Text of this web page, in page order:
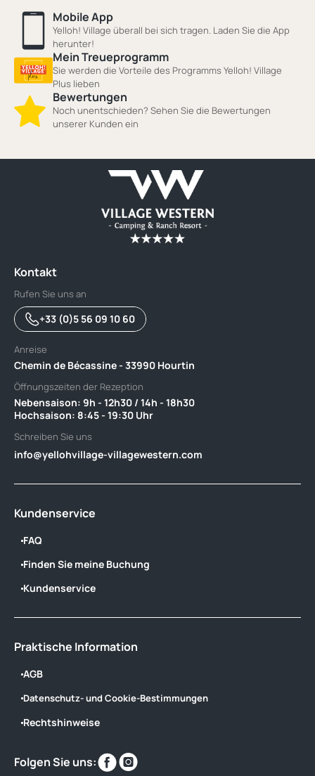
Mobile App
Yelloh! Village überall bei sich tragen. Laden Sie die App
herunter!
Mein Treueprogramm
Sie werden die Vorteile des Programms Yelloh! Village
Plus lieben
Bewertungen
Noch unentschieden? Sehen Sie die Bewertungen
unserer Kunden ein
Kontakt
Rufen Sie uns an
+33 (0)5 56 09 10 60
Anreise
Chemin de Bécassine - 33990 Hourtin
Öffnungszeiten der Rezeption
Nebensaison: 9h - 12h30 / 14h - 18h30 ‎ ‎ ‎ ‎ ‎ ‎ ‎ ‎ ‎ ‎ ‎ ‎ ‎ ‎ ‎ ‎ ‎ ‎ ‎ ‎ ‎ ‎ ‎ ‎ ‎ ‎ ‎ ‎ ‎ ‎ ‎ ‎ ‎ ‎ ‎ ‎ ‎ ‎ ‎ ‎ ‎ ‎ ‎ ‎
Hochsaison: 8:45 - 19:30 Uhr
Schreiben Sie uns
info@yellohvillage-villagewestern.com
Kundenservice
FAQ
Finden Sie meine Buchung
Kundenservice
Praktische Information
AGB
Datenschutz- und Cookie-Bestimmungen
Rechtshinweise
Folgen Sie uns:
Finden